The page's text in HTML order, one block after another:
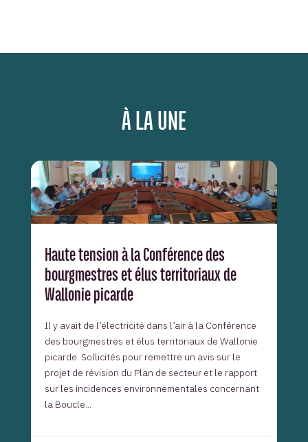
À LA UNE
Haute tension à la Conférence des
bourgmestres et élus territoriaux de
Wallonie picarde
Il y avait de l’électricité dans l’air à la Conférence
des bourgmestres et élus territoriaux de Wallonie
picarde. Sollicités pour remettre un avis sur le
projet de révision du Plan de secteur et le rapport
sur les incidences environnementales concernant
la Boucle...